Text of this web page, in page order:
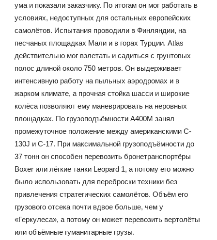
ума и показали заказчику. По итогам он мог работать в
условиях, недоступных для остальных европейских
самолётов. Испытания проводили в Финляндии, на
песчаных площадках Мали и в горах Турции. Atlas
действительно мог взлетать и садиться с грунтовых
полос длиной около 750 метров. Он выдерживает
интенсивную работу на пыльных аэродромах и в
жарком климате, а прочная стойка шасси и широкие
колёса позволяют ему маневрировать на неровных
площадках. По грузоподъёмности A400M занял
промежуточное положение между американскими C-
130J и C-17. При максимальной грузоподъёмности до
37 тонн он способен перевозить бронетранспортёры
Boxer или лёгкие танки Leopard 1, а потому его можно
было использовать для переброски техники без
привлечения стратегических самолётов. Объём его
грузового отсека почти вдвое больше, чем у
«Геркулеса», а потому он может перевозить вертолёты
или объёмные гуманитарные грузы.